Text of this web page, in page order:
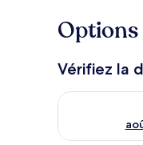
Vérifiez la
Vérifier la